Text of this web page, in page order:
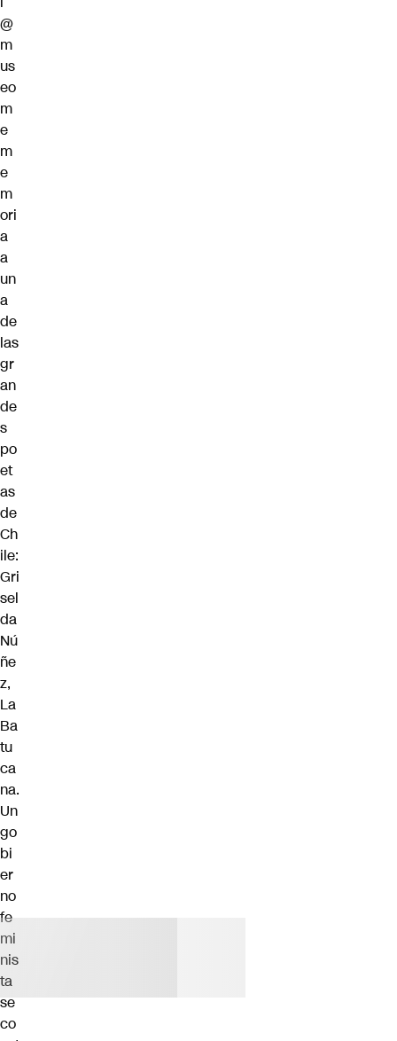
@
m
us
eo
m
e
m
e
m
ori
a
a
un
a
de
las
gr
an
de
s
po
et
as
de
Ch
ile:
Gri
sel
da
Nú
ñe
z,
La
Ba
tu
ca
na.
Un
go
bi
er
no
fe
mi
nis
ta
se
co